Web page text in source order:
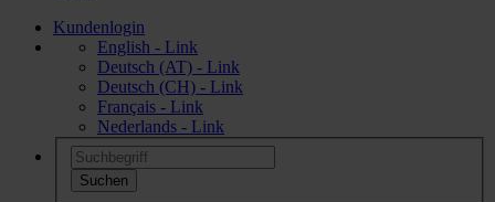
Kundenlogin
English - Link
Deutsch (AT) - Link
Deutsch (CH) - Link
Français - Link
Nederlands - Link